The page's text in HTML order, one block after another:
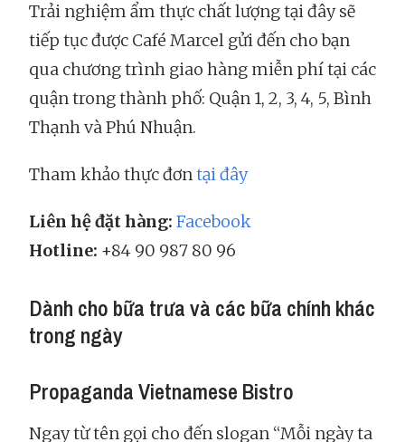
Trải nghiệm ẩm thực chất lượng tại đây sẽ
tiếp tục được Café Marcel gửi đến cho bạn
qua chương trình giao hàng miễn phí tại các
quận trong thành phố: Quận 1, 2, 3, 4, 5, Bình
Thạnh và Phú Nhuận.
Tham khảo thực đơntại đây
Liên hệ đặt hàng: Facebook
Hotline: +84 90 987 80 96
Dành cho bữa trưa và các bữa chính khác
trong ngày
Propaganda Vietnamese Bistro
Ngay từ tên gọi cho đến slogan “Mỗi ngày ta